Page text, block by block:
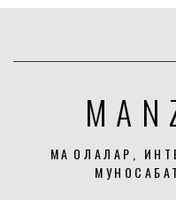
МАҚОЛАЛАР,